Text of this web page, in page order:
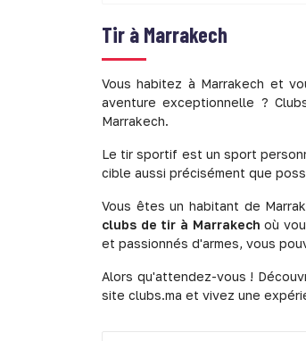
Tir à Marrakech
Vous habitez à Marrakech et
aventure exceptionnelle ?
Marrakech.
Le tir sportif est un sport
cible aussi précisément que
Vous êtes un habitant de
clubs de tir à Marrakech où
et passionnés d'armes, vous
Alors qu'attendez-vous !
site clubs.ma et vivez une